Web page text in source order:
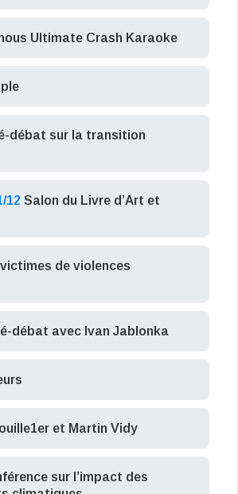
Ultimate Crash Karaoke
débat sur la transition
12 Salon du Livre d’Art et
victimes de violences
débat avec Ivan Jablonka
et Martin Vidy
sur l’impact des